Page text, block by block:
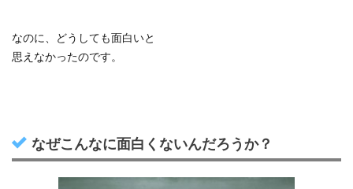
なのに、どうしても面白いと
思えなかったのです。
なぜこんなに面白くないんだろうか？